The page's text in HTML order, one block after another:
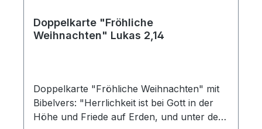
Doppelkarte "Fröhliche
Weihnachten" Lukas 2,14
Doppelkarte "Fröhliche Weihnachten" mit
Bibelvers: "Herrlichkeit ist bei Gott in der
Höhe und Friede auf Erden, und unter den